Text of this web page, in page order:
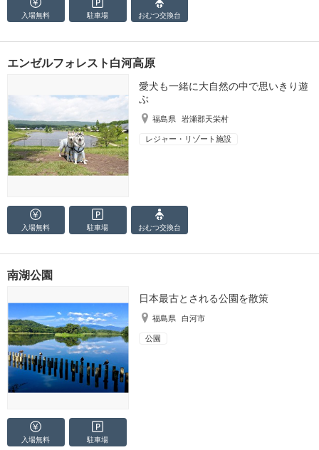
入場無料 駐車場 おむつ交換台
エンゼルフォレスト白河高原
愛犬も一緒に大自然の中で思いきり遊
ぶ
福島県 岩瀬郡天栄村
レジャー・リゾート施設
入場無料 駐車場 おむつ交換台
南湖公園
日本最古とされる公園を散策
福島県 白河市
公園
入場無料 駐車場